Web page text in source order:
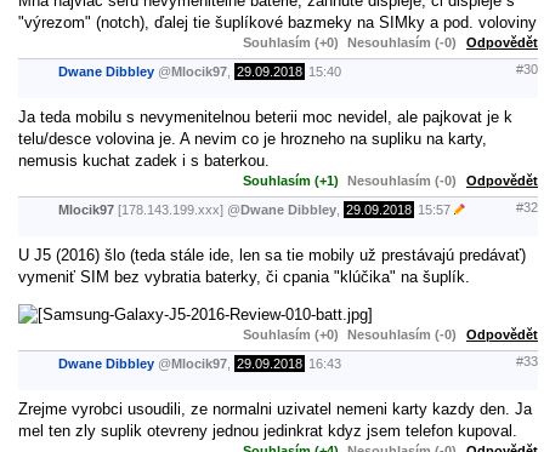
"výrezom" (notch), ďalej tie šuplíkové bazmeky na SIMky a pod. voloviny
Souhlasím (+0) Nesouhlasím (-0) Odpovědět
Dwane Dibbley @Mlocik97 29.09.2018 15:40 #30
Ja teda mobilu s nevymenitelnou beterii moc nevidel, ale pajkovat je k
telu/desce volovina je. A nevim co je hrozneho na supliku na karty,
nemusis kuchat zadek i s baterkou.
Souhlasím (+1) Nesouhlasím (-0) Odpovědět
Mlocik97 [178.143.199.xxx] @Dwane Dibbley 29.09.2018 15:57 #32
U J5 (2016) šlo (teda stále ide, len sa tie mobily už prestávajú predávať)
vymeniť SIM bez vybratia baterky, či cpania "klúčika" na šuplík.
Souhlasím (+0) Nesouhlasím (-0) Odpovědět
Dwane Dibbley @Mlocik97 29.09.2018 16:43 #33
Zrejme vyrobci usoudili, ze normalni uzivatel nemeni karty kazdy den. Ja
mel ten zly suplik otevreny jednou jedinkrat kdyz jsem telefon kupoval.